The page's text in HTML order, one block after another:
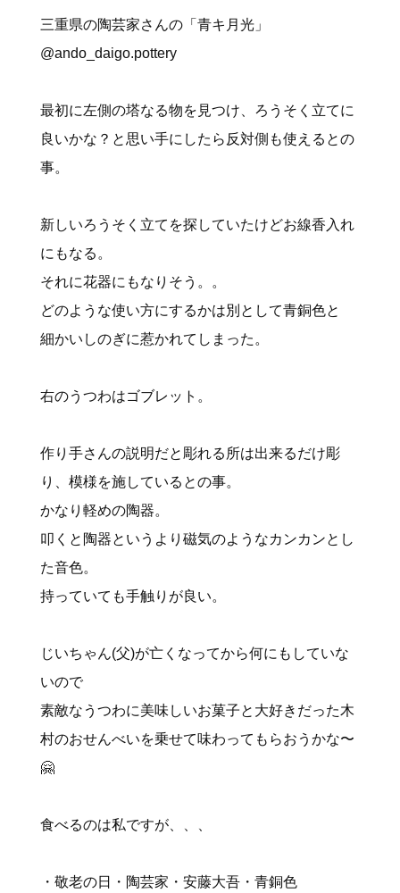
三重県の陶芸家さんの「青キ月光」
@ando_daigo.pottery
最初に左側の塔なる物を見つけ、ろうそく立てに
良いかな？と思い手にしたら反対側も使えるとの
事。
新しいろうそく立てを探していたけどお線香入れ
にもなる。
それに花器にもなりそう。。
どのような使い方にするかは別として青銅色と
細かいしのぎに惹かれてしまった。
右のうつわはゴブレット。
作り手さんの説明だと彫れる所は出来るだけ彫
り、模様を施しているとの事。
かなり軽めの陶器。
叩くと陶器というより磁気のようなカンカンとし
た音色。
持っていても手触りが良い。
じいちゃん(父)が亡くなってから何にもしていな
いので
素敵なうつわに美味しいお菓子と大好きだった木
村のおせんべいを乗せて味わってもらおうかな〜
🤗
食べるのは私ですが、、、
・敬老の日・陶芸家・安藤大吾・青銅色